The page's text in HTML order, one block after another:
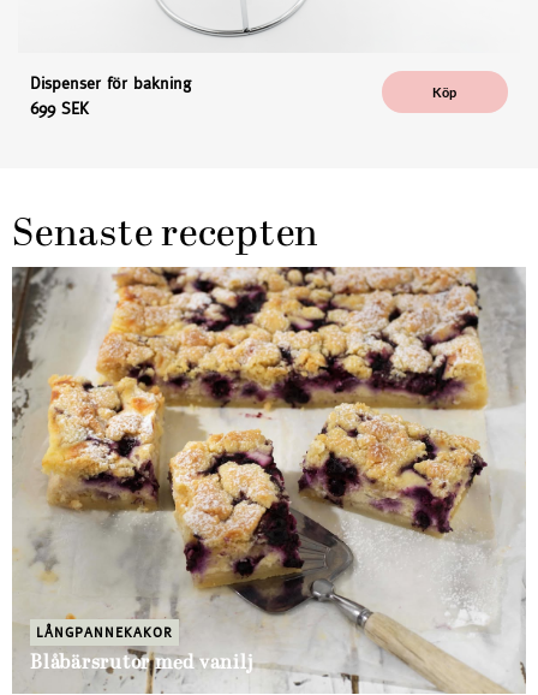
Dispenser för bakning
699 SEK
Köp
Senaste recepten
LÅNGPANNEKAKOR
Blåbärsrutor med vanilj